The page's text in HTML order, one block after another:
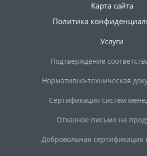
Карта сайта
Политика
Услуги
Подтверждение
Нормативно-техническая
Сертификация систем
Отказное письмо на
Добровольная сертификация